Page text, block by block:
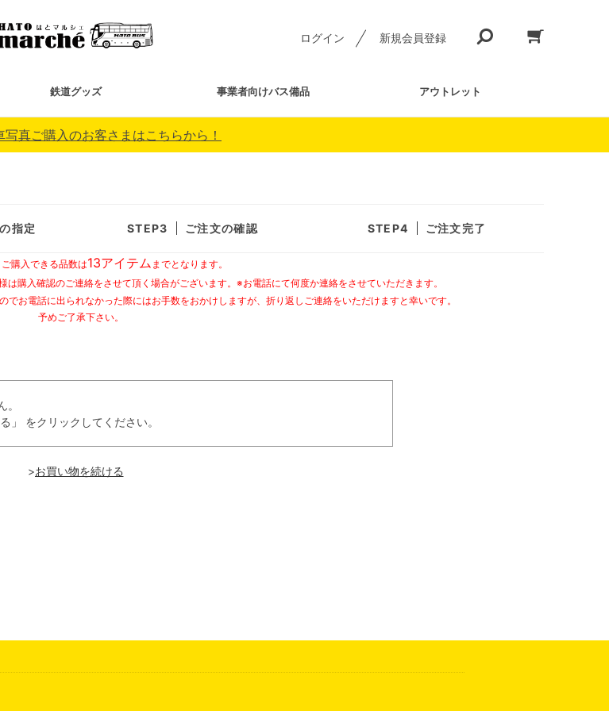
ログイン 新規会員登録
鉄道グッズ 事業者向けバス備品 アウトレット
写真ご購入のお客さまはこちらから！
指定 ご注文の確認 ご注文完了
購入できる品数は13アイテム までとなります。
は購入確認のご連絡をさせて頂く場合がございます。※お電話にて何度か連絡をさせていただきます。
お電話に出られなかった際にはお手数をおかけしますが、折り返しご連絡をいただけますと幸いです。
予めご了承下さい。
」 をクリックしてください。
>